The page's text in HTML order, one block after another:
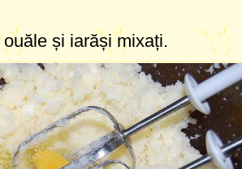
și iarăși mixați.